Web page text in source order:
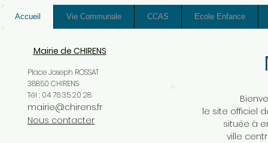
Accueil Vie Communale CCAS Ecole Enfance
le site officiel
située à
ville
Mairie de CHIRENS
Place Joseph ROSSAT
38850 CHIRENS
Tél : 04 76 35 20 28
mairie@chirens.fr
Nous contacter